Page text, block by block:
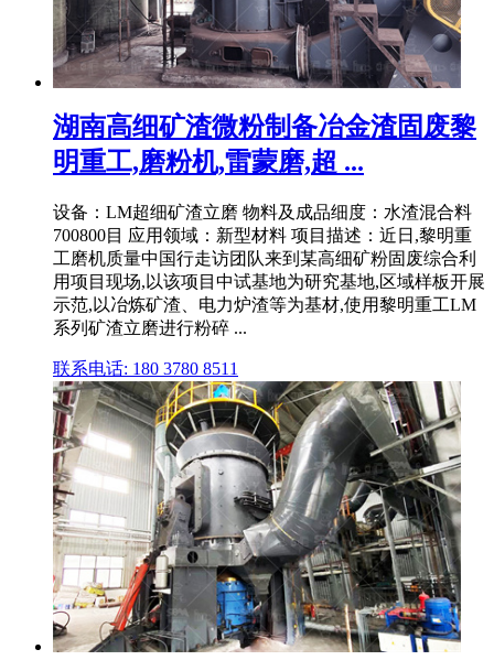
湖南高细矿渣微粉制备冶金渣固废黎
明重工,磨粉机,雷蒙磨,超 ...
设备：LM超细矿渣立磨 物料及成品细度：水渣混合料
700800目 应用领域：新型材料 项目描述：近日,黎明重
工磨机质量中国行走访团队来到某高细矿粉固废综合利
用项目现场,以该项目中试基地为研究基地,区域样板开展
示范,以冶炼矿渣、电力炉渣等为基材,使用黎明重工LM
系列矿渣立磨进行粉碎 ...
联系电话: 180 3780 8511